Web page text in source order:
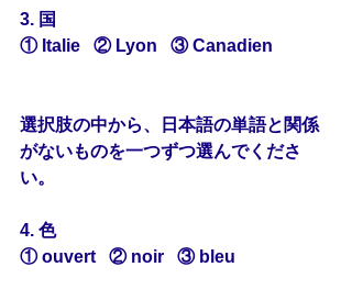
3. 国
① Italie   ② Lyon   ③ Canadien
選択肢の中から、日本語の単語と 関係
がないものを一つずつ選んでくださ
い。
4. 色
① ouvert   ② noir   ③ bleu